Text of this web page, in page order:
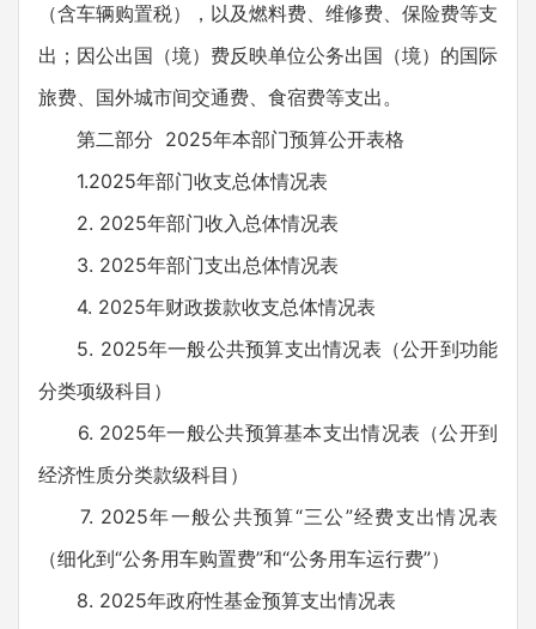
（含车辆购置税），以及燃料费、维修费、保险费等支
出；因公出国（境）费反映单位公务出国（境）的国际
旅费、国外城市间交通费、食宿费等支出。
第二部分 2025年本部门预算公开表格
1.2025年部门收支总体情况表
2. 2025年部门收入总体情况表
3. 2025年部门支出总体情况表
4. 2025年财政拨款收支总体情况表
5. 2025年一般公共预算支出情况表（公开到功能
分类项级科目）
6. 2025年一般公共预算基本支出情况表（公开到
经济性质分类款级科目）
7. 2025年一般公共预算“三公”经费支出情况表
（细化到“公务用车购置费”和“公务用车运行费”）
8. 2025年政府性基金预算支出情况表